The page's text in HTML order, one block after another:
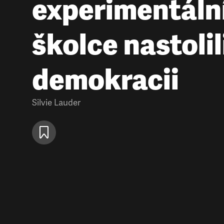
školce
demokracii
Silvie Lauder